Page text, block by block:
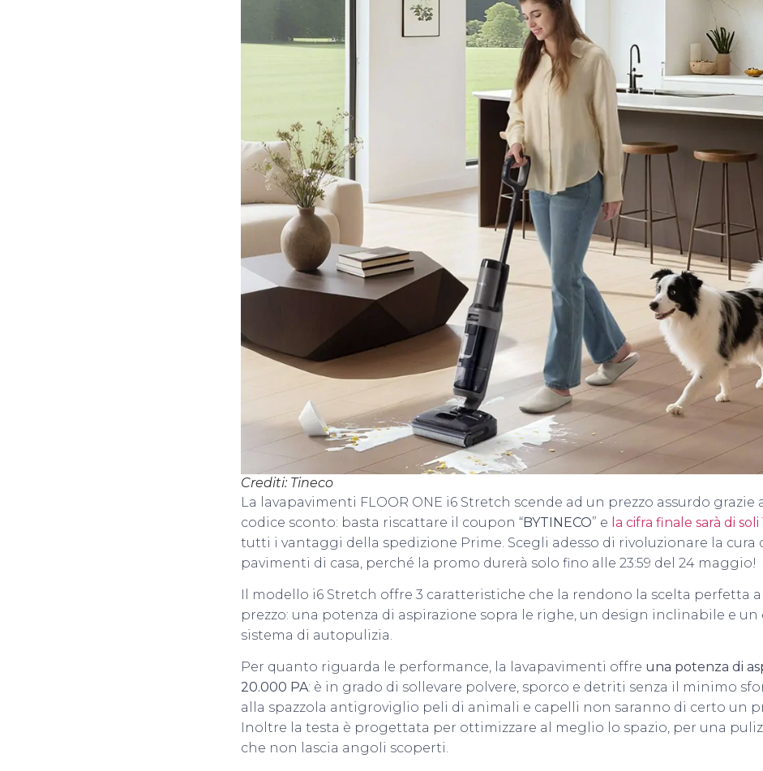
Crediti: Tineco
La lavapavimenti FLOOR ONE i6 Stretch scende ad un prezzo assurdo grazie
codice sconto: basta riscattare il coupon “BYTINECO” e la cifra finale sarà di
tutti i vantaggi della spedizione Prime. Scegli adesso di rivoluzionare la cura
pavimenti di casa, perché la promo durerà solo fino alle 23:59 del 24 maggio!
Il modello i6 Stretch offre 3 caratteristiche che la rendono la scelta perfetta
prezzo: una potenza di aspirazione sopra le righe, un design inclinabile e un
sistema di autopulizia.
Per quanto riguarda le performance, la lavapavimenti offre una potenza di
20.000 PA: è in grado di sollevare polvere, sporco e detriti senza il minimo
alla spazzola antigroviglio peli di animali e capelli non saranno di certo un
Inoltre la testa è progettata per ottimizzare al meglio lo spazio, per una
che non lascia angoli scoperti.